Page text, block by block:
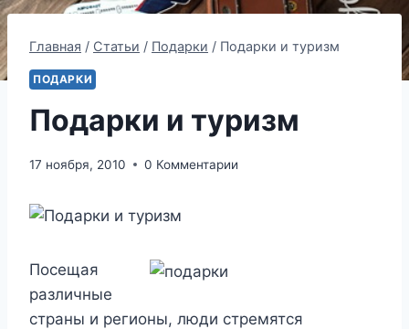
Главная / Статьи / Подарки / Подарки и туризм
ПОДАРКИ
Подарки и туризм
17 ноября, 2010 0 Комментарии
Посещая
различные
страны и регионы, люди стремятся